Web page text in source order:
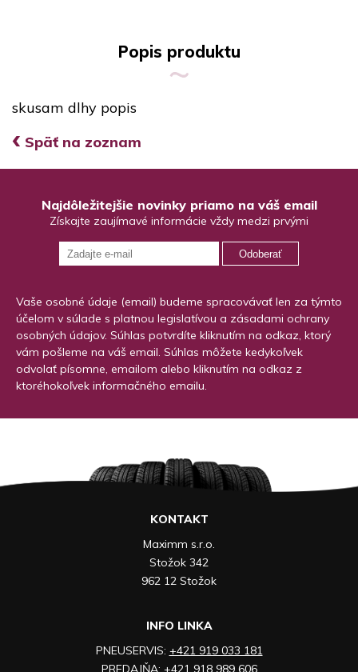
Popis produktu
skusam dlhy popis
‹ Späť na zoznam
Najdôležitejšie novinky priamo na váš email
Získajte zaujímavé informácie vždy medzi prvými
Odoberať
Vaše osobné údaje (email) budeme spracovávať len za týmto
účelom v súlade s platnou legislatívou a zásadami ochrany
osobných údajov. Súhlas potvrdíte kliknutím na odkaz, ktorý
vám pošleme na váš email. Súhlas môžete kedykoľvek
odvolať písomne, emailom alebo kliknutím na odkaz z
ktoréhokoľvek informačného emailu.
KONTAKT
Maximm s.r.o.
Stožok 342
962 12 Stožok
INFO LINKA
PNEUSERVIS: +421 919 033 181
PREDAJŇA: +421 918 989 606